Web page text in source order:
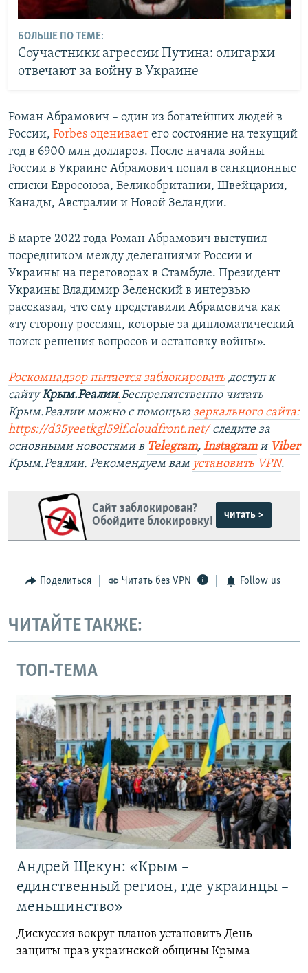
БОЛЬШЕ ПО ТЕМЕ:
Соучастники агрессии Путина: олигархи
отвечают за войну в Украине
Роман Абрамович – один из богатейших людей в
России, Forbes оцениваетего состояние на текущий
год в 6900 млн долларов. После начала войны
России в Украине Абрамович попал в санкционные
списки Евросоюза, Великобритании, Швейцарии,
Канады, Австралии и Новой Зеландии.
В марте 2022 года Роман Абрамович выступил
посредником между делегациями России и
Украины на переговорах в Стамбуле. Президент
Украины Владимир Зеленский в интервью
рассказал, что ему представили Абрамовича как
«ту сторону россиян, которые за дипломатический
поиск решения вопросов и остановку войны».
Роскомнадзор пытается заблокировать доступ к
сайтуКрым.Реалии.Беспрепятственно читать
Крым.Реалии можно с помощью зеркального сайта:
https://d35yeetkgl59lf.cloudfront.net/ следите за
основными новостями в Telegram, Instagramи Viber
Крым.Реалии. Рекомендуем вам установить VPN.
Сайт заблокирован?
Обойдите блокировку!
читать >
Поделиться Читать без VPN Follow us
ЧИТАЙТЕ ТАКЖЕ:
ТОП-ТЕМА
Андрей Щекун: «Крым –
единственный регион, где украинцы –
меньшинство»
Дискуссия вокруг планов установить День
защиты прав украинской общины Крыма